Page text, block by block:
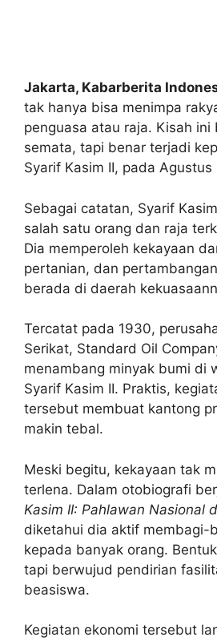
Jakarta, Kabarberita
tak hanya bisa menimpa
penguasa atau raja. Kisah ini
semata, tapi benar terjadi
Syarif Kasim II, pada Agustus
Sebagai catatan, Syarif
salah satu orang dan raja
Dia memperoleh kekayaan
pertanian, dan
berada di daerah
Tercatat pada 1930,
Serikat, Standard Oil
menambang minyak bumi di
Syarif Kasim II. Praktis,
tersebut membuat kantong
makin tebal.
Meski begitu, kekayaan tak
terlena. Dalam otobiografi
Kasim II: Pahlawan Nasional
diketahui dia aktif membagi-
kepada banyak orang.
tapi berwujud pendirian
beasiswa.
Kegiatan ekonomi tersebut